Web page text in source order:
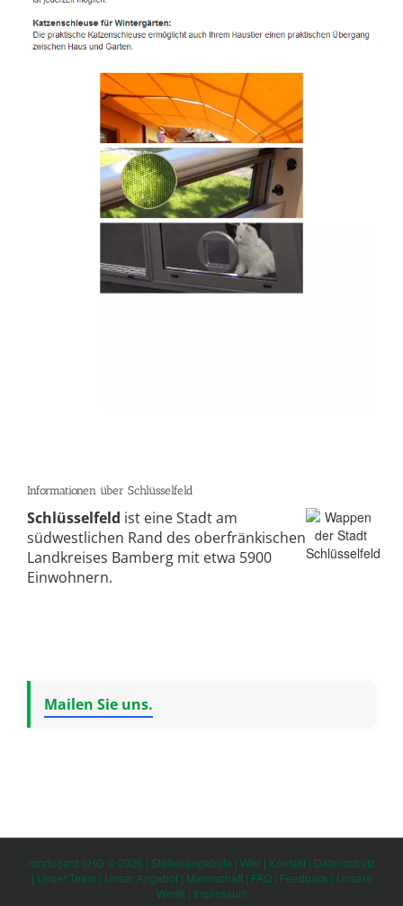
Informationen über Schlüsselfeld
Schlüsselfeld ist eine Stadt am
südwestlichen Rand des oberfränkischen
Landkreises Bamberg mit etwa 5900
Einwohnern.
Mailen Sie uns.
rondogard oHG © 2026 | Stellenangebote | Wiki | Kontakt | Datenschutz
| Unser Team | Unser Angebot| Mannschaft| FAQ| Feedback | Unsere
Werte | Impressum